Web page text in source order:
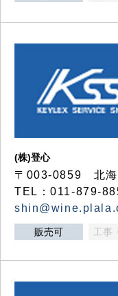
(株)登心
〒003-0859 北海
TEL：011-879-
販売可 工事